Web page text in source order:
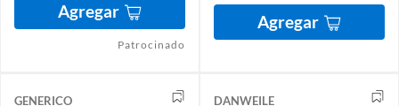
Agregar
Patrocinado
Agregar
GENERICO DANWEILE